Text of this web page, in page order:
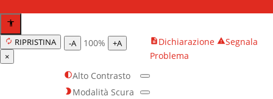
RIPRISTINA
×
-A 100% +A
Alto Contrasto
Modalità Scura
Dichiarazione
Segnala
Problema